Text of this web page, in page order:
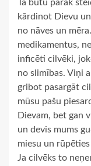
Tā būtu pārāk
kārdinot Dievu
no nāves un
medikamentus,
inficēti cilvēki,
no slimības. Viņi
gribot pasargāt
mūsu pašu
Dievam, bet gan
un devis mums
miesu un
Ja cilvēks to